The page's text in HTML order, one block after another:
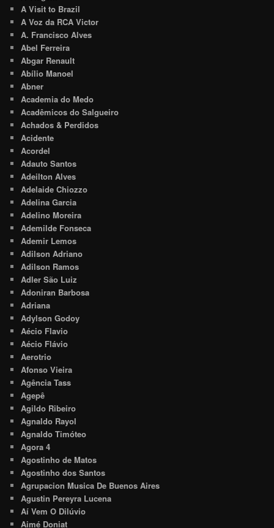
A Visit to Brazil
A Voz da RCA Victor
A. Francisco Alves
Abel Ferreira
Abgar Renault
Abílio Manoel
Abner
Academia do Medo
Acadêmicos do Salgueiro
Achados & Perdidos
Acidente
Acordel
Adauto Santos
Adeilton Alves
Adelaide Chiozzo
Adelina Garcia
Adelino Moreira
Ademilde Fonseca
Ademir Lemos
Adilson Adriano
Adilson Ramos
Adler São Luiz
Adoniran Barbosa
Adriana
Adylson Godoy
Aécio Flavio
Aécio Flávio
Aerotrio
Afonso Vieira
Agência Tass
Agepê
Agildo Ribeiro
Agnaldo Rayol
Agnaldo Timóteo
Agora 4
Agostinho de Matos
Agostinho dos Santos
Agrupacion Musica De Buenos Aires
Agustin Pereyra Lucena
Aí Vem O Dilúvio
Aimé Doniat